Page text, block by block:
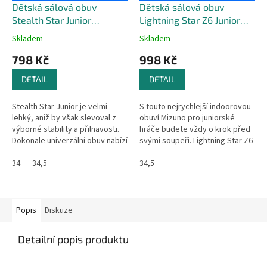
Dětská sálová obuv
Stealth Star Junior
Heather / White / Snow
Skladem
798 Kč
DETAIL
Stealth Star Junior je velmi
lehký, aniž by však slevoval z
výborné stability a přilnavosti.
Dokonale univerzální obuv nabízí
citlivou mezipodešev, a...
34 34,5
Dětská sálová obuv
Lightning Star Z6 Junior
White / Turquoise /
Skladem
998 Kč
DETAIL
S touto nejrychlejší indoorovou
obuví Mizuno pro juniorské
hráče budete vždy o krok před
svými soupeři. Lightning Star Z6
jako blesk. Široká...
34,5
Popis Diskuze
Detailní popis produktu